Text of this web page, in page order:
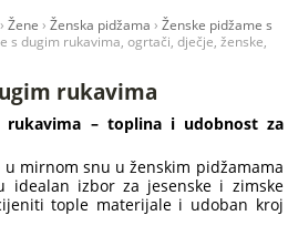
›Žene ›Ženska pidžama ›Ženske pidžame s
s dugim rukavima, ogrtači, dječje, ženske,
rukavima
rukavima – toplina i udobnost za
mirnom snu u ženskim pidžamama
idealan izbor za jesenske i zimske
tople materijale i udoban kroj